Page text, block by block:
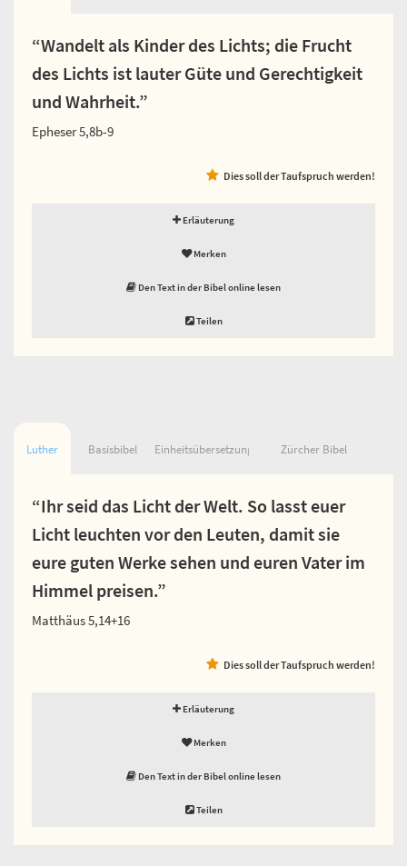
“Wandelt als Kinder des Lichts; die Frucht
des Lichts ist lauter Güte und Gerechtigkeit
und Wahrheit.”
Epheser 5,8b-9
Dies soll der Taufspruch werden!
Erläuterung
Merken
Den Text in der Bibel online lesen
Teilen
Luther Basisbibel Einheitsübersetzung Zürcher Bibel
“Ihr seid das Licht der Welt. So lasst euer
Licht leuchten vor den Leuten, damit sie
eure guten Werke sehen und euren Vater im
Himmel preisen.”
Matthäus 5,14+16
Dies soll der Taufspruch werden!
Erläuterung
Merken
Den Text in der Bibel online lesen
Teilen